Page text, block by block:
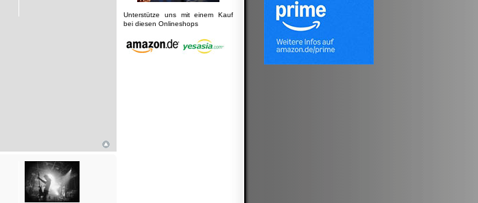
Unterstütze uns mit einem Kauf
bei diesen Onlineshops